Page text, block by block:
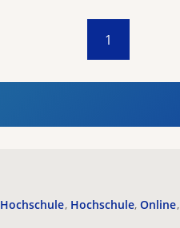
1
Hochschule Hochschule Online